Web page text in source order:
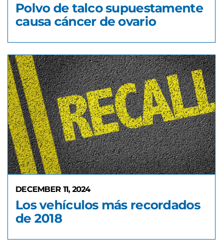
Polvo de talco supuestamente
causa cáncer de ovario
DECEMBER 11, 2024
Los vehículos más recordados
de 2018